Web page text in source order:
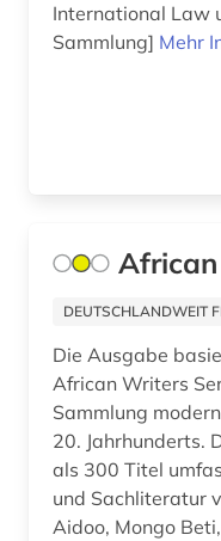
fotografie (2)
franken (1)
frankreich (2)
französisch (1)
International Law
Sammlung] Mehr
DEUTSCHLANDWEIT
Die Ausgabe
African Writers
Sammlung
20. Jahrhunderts.
als 300 Titel
und Sachliteratur
Aidoo, Mongo